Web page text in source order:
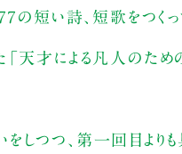
７の短い詩、短歌をつくっ
天才による凡人のた
しつつ、第一回目よりも